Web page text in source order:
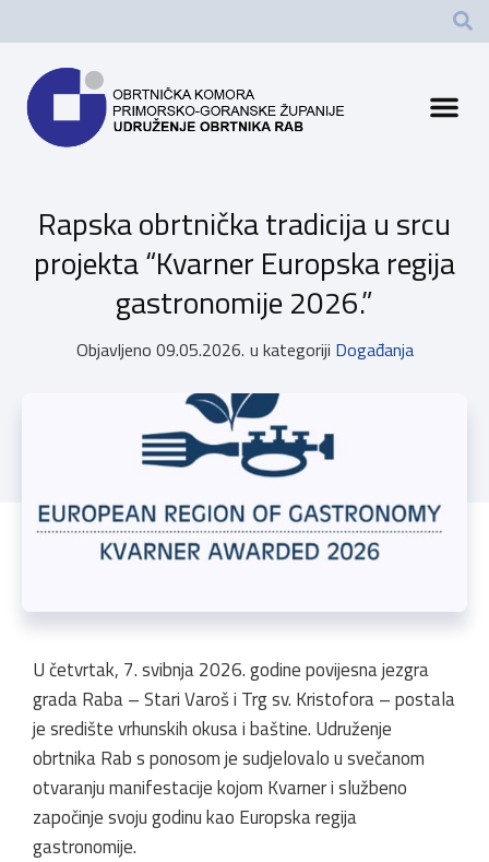
Rapska obrtnička tradicija u srcu
projekta “Kvarner Europska regija
gastronomije 2026.”
Objavljeno 09.05.2026. u kategoriji Događanja
U četvrtak, 7. svibnja 2026. godine povijesna jezgra
grada Raba – Stari Varoš i Trg sv. Kristofora – postala
je središte vrhunskih okusa i baštine. Udruženje
obrtnika Rab s ponosom je sudjelovalo u svečanom
otvaranju manifestacije kojom Kvarner i službeno
započinje svoju godinu kao Europska regija
gastronomije.